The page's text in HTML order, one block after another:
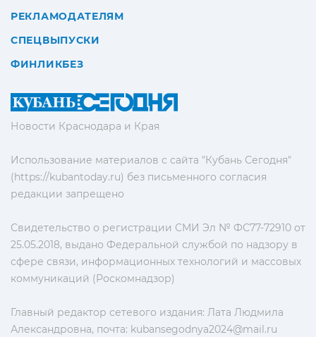
Новости Краснодара и Края
Использование материалов с сайта "Кубань Сегодня"
(https://kubantoday.ru) без письменного согласия
редакции запрещено
Свидетельство о регистрации СМИ Эл № ФС77-72910 от
25.05.2018, выдано Федеральной службой по надзору в
сфере связи, информационных технологий и массовых
коммуникаций (Роскомнадзор)
Главный редактор сетевого издания: Лата Людмила
Александровна, почта: kubansegodnya2024@mail.ru
РЕКЛАМОДАТЕЛЯМ
СПЕЦВЫПУСКИ
ФИНЛИКБЕЗ